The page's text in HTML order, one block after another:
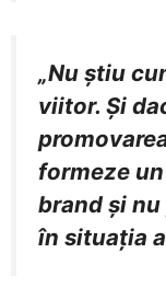
„Nu știu
viitor. Și
formeze
brand și
în situația